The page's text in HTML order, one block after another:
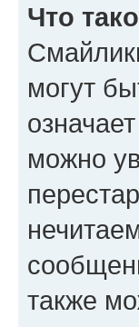
Что
могут
можно
также